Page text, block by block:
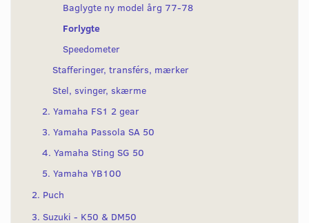
Baglygte ny model årg 77-78
Forlygte
Speedometer
Stafferinger, transférs, mærker
Stel, svinger, skærme
2. Yamaha FS1 2 gear
3. Yamaha Passola SA 50
4. Yamaha Sting SG 50
5. Yamaha YB100
2. Puch
3. Suzuki - K50 & DM50